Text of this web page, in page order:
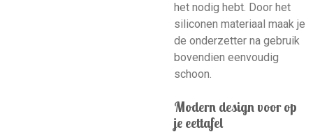
het nodig hebt. Door het
siliconen materiaal maak je
de onderzetter na gebruik
bovendien eenvoudig
schoon.
Modern design voor op
je eettafel